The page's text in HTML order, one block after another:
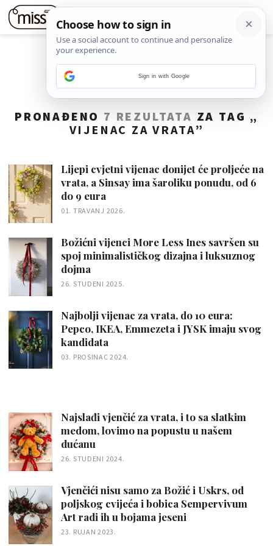
PRONAĐENO 7 REZULTATA ZA TAG „
VIJENAC ZA VRATA”
Lijepi cvjetni vijenac donijet će proljeće na
vrata, a Sinsay ima šaroliku ponudu, od 6
do 9 eura
01. TRAVANJ 2026.
Božićni vijenci More Less Ines savršen su
spoj minimalističkog dizajna i luksuznog
dojma
26. STUDENI 2025.
Najbolji vijenac za vrata, do 10 eura:
Pepco, IKEA, Emmezeta i JYSK imaju svog
kandidata
03. PROSINAC 2024.
Najslađi vjenčić za vrata, i to sa slatkim
medom, lovimo na popustu u našem
dućanu
26. STUDENI 2024.
Vjenčići nisu samo za Božić i Uskrs, od
poljskog cvijeća i bobica Sempervivum
Art radi ih u bojama jeseni
23. RUJAN 2023.
Sign in with Google